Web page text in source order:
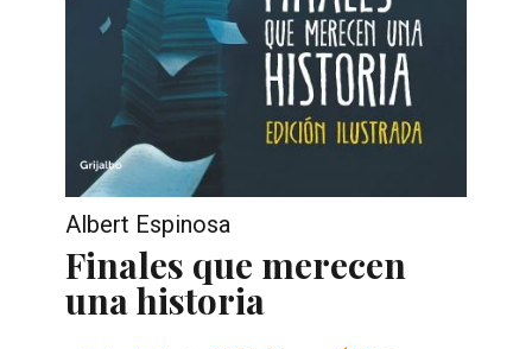
Albert Espinosa
Finales que merecen
una historia